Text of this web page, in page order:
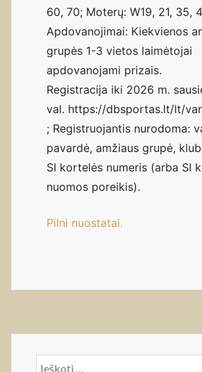
60, 70; Moterų: W19, 21, 35,
Apdovanojimai: Kiekvienos
grupės 1-3 vietos laimėtojai
apdovanojami prizais.
Registracija iki 2026 m.
val. https://dbsportas.lt/lt/
; Registruojantis nurodoma:
pavardė, amžiaus grupė,
SI kortelės numeris (arba SI
nuomos poreikis).
Pilni nuostatai.
Ieškoti: